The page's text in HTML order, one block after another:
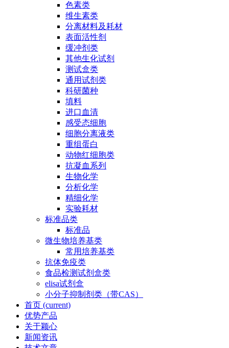
色素类
维生素类
分离材料及耗材
表面活性剂
缓冲剂类
其他生化试剂
测试盒类
通用试剂类
科研菌种
填料
进口血清
感受态细胞
细胞分离液类
重组蛋白
动物红细胞类
抗凝血系列
生物化学
分析化学
精细化学
实验耗材
标准品类
标准品
微生物培养基类
常用培养基类
抗体免疫类
食品检测试剂盒类
elisa试剂盒
小分子抑制剂类（带CAS）
首页 (current)
优势产品
关于颖心
新闻资讯